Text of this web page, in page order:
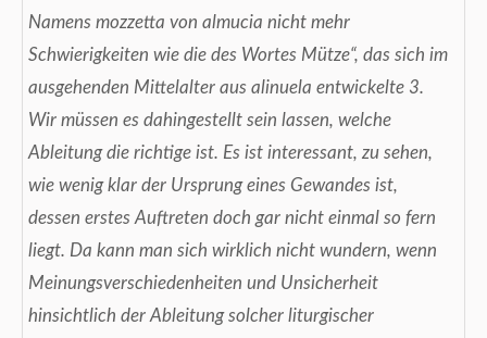
Namens mozzetta von almucia nicht mehr
Schwierigkeiten wie die des Wortes Mütze“, das sich im
ausgehenden Mittelalter aus alinuela entwickelte 3.
Wir müssen es dahingestellt sein lassen, welche
Ableitung die richtige ist. Es ist interessant, zu sehen,
wie wenig klar der Ursprung eines Gewandes ist,
dessen erstes Auftreten doch gar nicht einmal so fern
liegt. Da kann man sich wirklich nicht wundern, wenn
Meinungsverschiedenheiten und Unsicherheit
hinsichtlich der Ableitung solcher liturgischer